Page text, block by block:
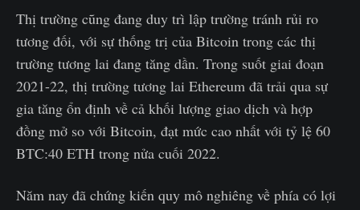
Thị trường cũng đang duy trì lập trường tránh rủi ro
tương đối, với sự thống trị của Bitcoin trong các thị
trường tương lai đang tăng dần. Trong suốt giai đoạn
2021-22, thị trường tương lai Ethereum đã trải qua sự
gia tăng ổn định về cả khối lượng giao dịch và hợp
đồng mở so với Bitcoin, đạt mức cao nhất với tỷ lệ 60
BTC:40 ETH trong nửa cuối 2022.
Năm nay đã chứng kiến quy mô nghiêng về phía có lợi